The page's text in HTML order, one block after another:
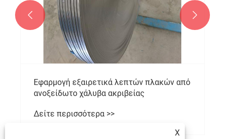
Εφαρμογή εξαιρετικά λεπτών πλακών από
ανοξείδωτο χάλυβα ακριβείας
Δείτε περισσότερα >>
 
X